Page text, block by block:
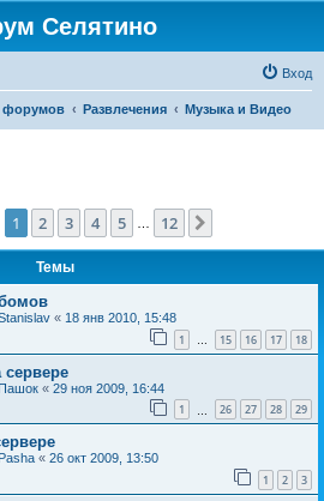
Селятино
Вход
форумов Развлечения Музыка и Видео
из 12
1 2 3 4 5 12
Темы
« 18 янв 2010, 15:48
1 … 15 16 17 18
« 29 ноя 2009, 16:44
1 26 27 28 29
Pasha « 26 окт 2009, 13:50
1 2 3